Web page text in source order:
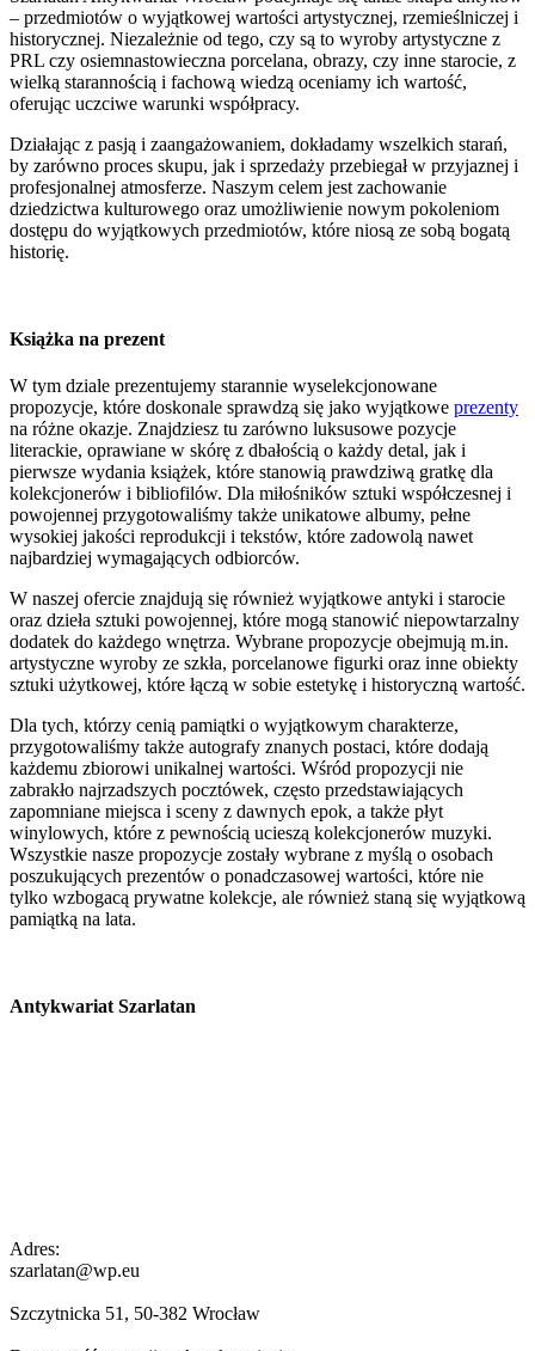
– przedmiotów o wyjątkowej wartości artystycznej, rzemieślniczej i
historycznej. Niezależnie od tego, czy są to wyroby artystyczne z
PRL czy osiemnastowieczna porcelana, obrazy, czy inne starocie, z
wielką starannością i fachową wiedzą oceniamy ich wartość,
oferując uczciwe warunki współpracy.
Działając z pasją i zaangażowaniem, dokładamy wszelkich starań,
by zarówno proces skupu, jak i sprzedaży przebiegał w przyjaznej i
profesjonalnej atmosferze. Naszym celem jest zachowanie
dziedzictwa kulturowego oraz umożliwienie nowym pokoleniom
dostępu do wyjątkowych przedmiotów, które niosą ze sobą bogatą
historię.
Książka na prezent
W tym dziale prezentujemy starannie wyselekcjonowane
propozycje, które doskonale sprawdzą się jako wyjątkowe prezenty
na różne okazje. Znajdziesz tu zarówno luksusowe pozycje
literackie, oprawiane w skórę z dbałością o każdy detal, jak i
pierwsze wydania książek, które stanowią prawdziwą gratkę dla
kolekcjonerów i bibliofilów. Dla miłośników sztuki współczesnej i
powojennej przygotowaliśmy także unikatowe albumy, pełne
wysokiej jakości reprodukcji i tekstów, które zadowolą nawet
najbardziej wymagających odbiorców.
W naszej ofercie znajdują się również wyjątkowe antyki i starocie
oraz dzieła sztuki powojennej, które mogą stanowić niepowtarzalny
dodatek do każdego wnętrza. Wybrane propozycje obejmują m.in.
artystyczne wyroby ze szkła, porcelanowe figurki oraz inne obiekty
sztuki użytkowej, które łączą w sobie estetykę i historyczną wartość.
Dla tych, którzy cenią pamiątki o wyjątkowym charakterze,
przygotowaliśmy także autografy znanych postaci, które dodają
każdemu zbiorowi unikalnej wartości. Wśród propozycji nie
zabrakło najrzadszych pocztówek, często przedstawiających
zapomniane miejsca i sceny z dawnych epok, a także płyt
winylowych, które z pewnością ucieszą kolekcjonerów muzyki.
Wszystkie nasze propozycje zostały wybrane z myślą o osobach
poszukujących prezentów o ponadczasowej wartości, które nie
tylko wzbogacą prywatne kolekcje, ale również staną się wyjątkową
pamiątką na lata.
Antykwariat Szarlatan
Adres:
szarlatan@wp.eu
Szczytnicka 51, 50-382 Wrocław